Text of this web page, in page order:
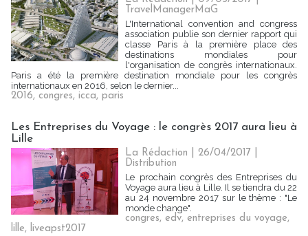
TravelManagerMaG
L'International convention and congress
association publie son dernier rapport qui
classe Paris à la première place des
destinations mondiales pour
l'organisation de congrès internationaux.
Paris a été la première destination mondiale pour les congrès
internationaux en 2016, selon le dernier...
2016, congres, icca, paris
Les Entreprises du Voyage : le congrès 2017 aura lieu à
Lille
La Rédaction | 26/04/2017
Distribution
Le prochain congrès des Entreprises du
Voyage aura lieu à Lille. Il se tiendra du 22
au 24 novembre 2017 sur le thème : "Le
monde change".
congres,edv,entreprises du voyage,
lille, liveapst2017